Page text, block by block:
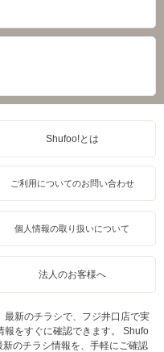
Shufoo!とは
ご利用についてのお問い合わせ
個人情報の取り扱いについて
法人のお客様へ
最新のチラシで、フジ井口店で実
をすぐに確認できます。 Shufo
のチラシ情報を、手軽にご確認